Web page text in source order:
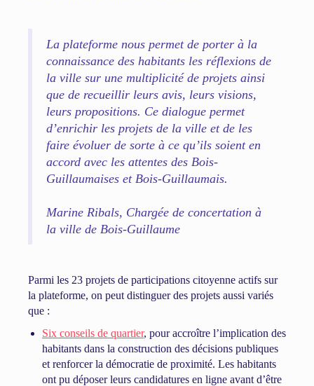
La plateforme nous permet de porter à la
connaissance des habitants les réflexions de
la ville sur une multiplicité de projets ainsi
que de recueillir leurs avis, leurs visions,
leurs propositions. Ce dialogue permet
d’enrichir les projets de la ville et de les
faire évoluer de sorte à ce qu’ils soient en
accord avec les attentes des Bois-
Guillaumaises et Bois-Guillaumais.
Marine Ribals, Chargée de concertation à
la ville de Bois-Guillaume
Parmi les 23 projets de participations citoyenne actifs sur
la plateforme, on peut distinguer des projets aussi variés
que :
Six conseils de quartier, pour accroître l’implication des
habitants dans la construction des décisions publiques
et renforcer la démocratie de proximité. Les habitants
ont pu déposer leurs candidatures en ligne avant d’être